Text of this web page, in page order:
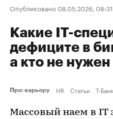
Опубликовано 08.05.2026, 08:31
Какие IT-
дефиците в
а кто не нужен
Про: карьеру HR Статьи Т-Банк
Массовый наем в IT